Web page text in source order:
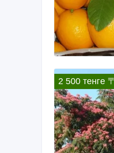
2 500 тенге 〒